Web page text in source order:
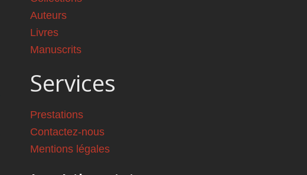
Auteurs
Livres
Manuscrits
Services
Prestations
Contactez-nous
Mentions légales